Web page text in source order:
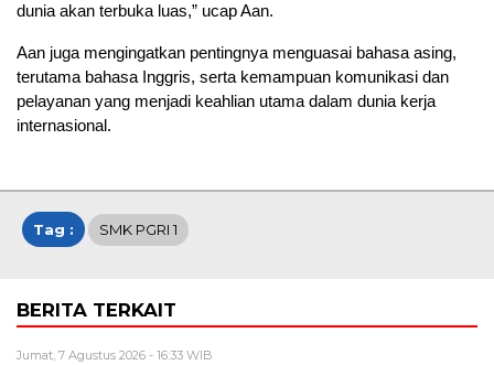
dunia akan terbuka luas,” ucap Aan.
Aan juga mengingatkan pentingnya menguasai bahasa asing,
terutama bahasa Inggris, serta kemampuan komunikasi dan
pelayanan yang menjadi keahlian utama dalam dunia kerja
internasional.
Tag : SMK PGRI 1
BERITA TERKAIT
Jumat, 7 Agustus 2026 - 16:33 WIB